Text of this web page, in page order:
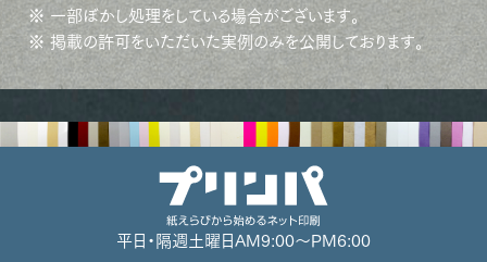
※ 一部ぼかし処理をしている場合がございます。
※ 掲載の許可をいただいた実例のみを公開しております。
平日・隔週土曜日 AM9:00～PM6:00